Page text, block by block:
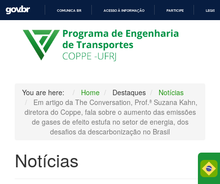
PARA
O
CONTEÚDO
COMUNICA BR ACESSO À INFORMAÇÃO PARTICIPE
You are here: Home Destaques
Notícias
Em artigo da The Conversation, Prof.ª Suzana Kahn,
diretora do Coppe, fala sobre o aumento das emissões
de gases de efeito estufa no setor de energia, dos
desafios da descarbonização no Brasil
Notícias